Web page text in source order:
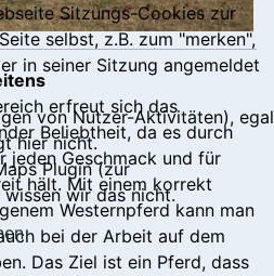
erfreut sich das
Beliebtheit, da es durch
jeden Geschmack und für
hält. Mit einem korrekt
Westernpferd kann man
bei der Arbeit auf dem
Das Ziel ist ein Pferd, dass
Sitzungs-Cookies zur
selbst, z.B. zum "merken",
in seiner Sitzung angemeldet
von Nutzer-Aktivitäten), egal
hier nicht.
Plugin (zur
wir das nicht.